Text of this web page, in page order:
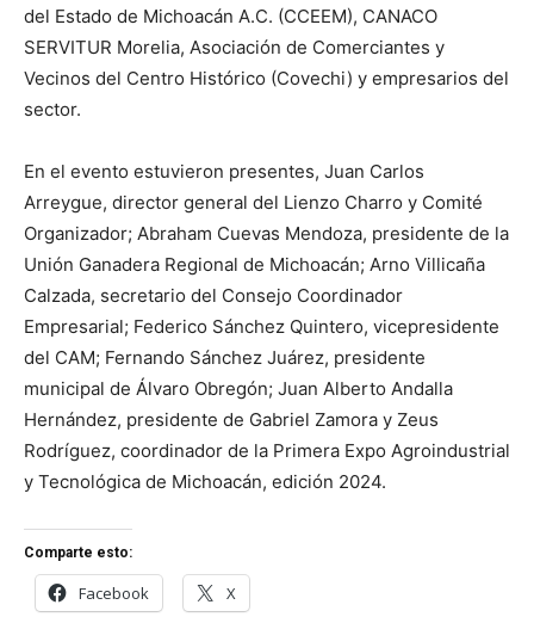
del Estado de Michoacán A.C. (CCEEM), CANACO
SERVITUR Morelia, Asociación de Comerciantes y
Vecinos del Centro Histórico (Covechi) y empresarios del
sector.
En el evento estuvieron presentes, Juan Carlos
Arreygue, director general del Lienzo Charro y Comité
Organizador; Abraham Cuevas Mendoza, presidente de la
Unión Ganadera Regional de Michoacán; Arno Villicaña
Calzada, secretario del Consejo Coordinador
Empresarial; Federico Sánchez Quintero, vicepresidente
del CAM; Fernando Sánchez Juárez, presidente
municipal de Álvaro Obregón; Juan Alberto Andalla
Hernández, presidente de Gabriel Zamora y Zeus
Rodríguez, coordinador de la Primera Expo Agroindustrial
y Tecnológica de Michoacán, edición 2024.
Comparte esto:
Facebook X